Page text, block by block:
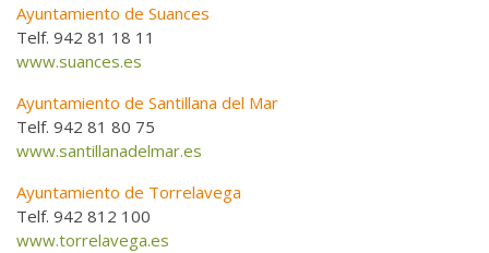
Ayuntamiento de Suances
Telf. 942 81 18 11
www.suances.es
Ayuntamiento de Santillana del Mar
Telf. 942 81 80 75
www.santillanadelmar.es
Ayuntamiento de Torrelavega
Telf. 942 812 100
www.torrelavega.es